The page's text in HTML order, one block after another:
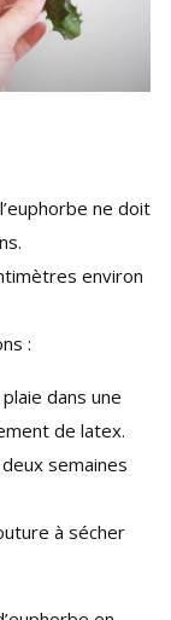
ne doit
environ
:
dans une
de latex.
semaines
à sécher